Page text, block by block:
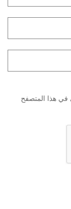
في هذا المتصفح